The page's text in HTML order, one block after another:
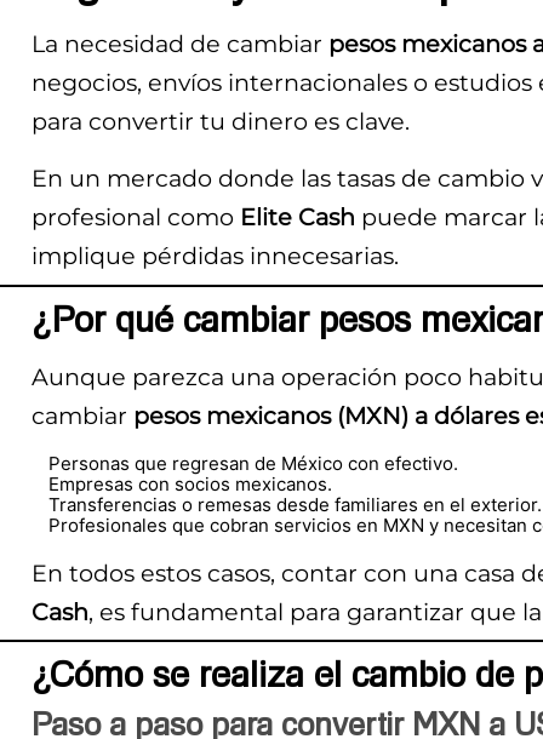
La necesidad de cambiar pesos mexicanos
negocios, envíos internacionales o
para convertir tu dinero es clave.
En un mercado donde las tasas de
profesional como Elite Cash puede marcar
implique pérdidas innecesarias.
¿Por qué cambiar pesos
Aunque parezca una operación poco
cambiar pesos mexicanos (MXN) a dólares
Personas que regresan de México con efectivo.
Empresas con socios mexicanos.
Transferencias o remesas desde familiares en el exterior.
Profesionales que cobran servicios en MXN y necesitan
En todos estos casos, contar con una
Cash, es fundamental para garantizar que
¿Cómo se realiza el cambio de
Paso a paso para convertir MXN a